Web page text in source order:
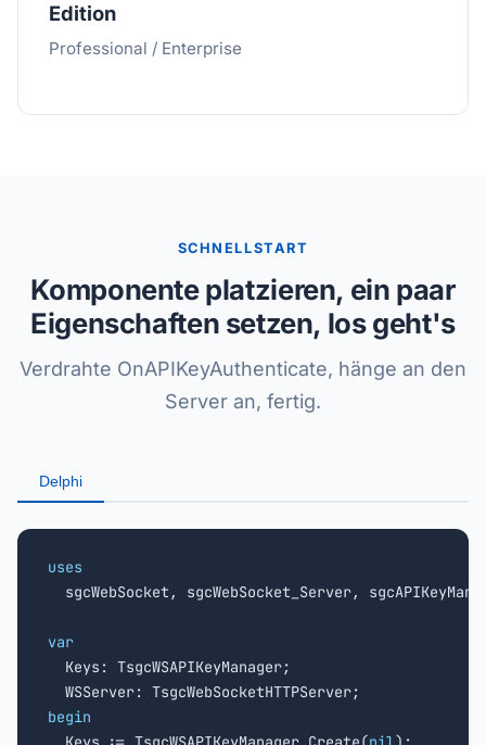
Edition
Professional / Enterprise
SCHNELLSTART
Komponente platzieren, ein paar
Eigenschaften setzen, los geht's
Verdrahte OnAPIKeyAuthenticate, hänge an den
Server an, fertig.
Delphi
uses
sgcWebSocket, sgcWebSocket_Server,
var
Keys: TsgcWSAPIKeyManager;
begin